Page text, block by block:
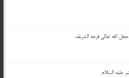
الله تعالی فرجه الشريف
علیه السلام